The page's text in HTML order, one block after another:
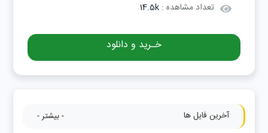
تعداد مشاهده :14.5k
خـرید و دانلود
آخرین فایل ها - بیشتر -